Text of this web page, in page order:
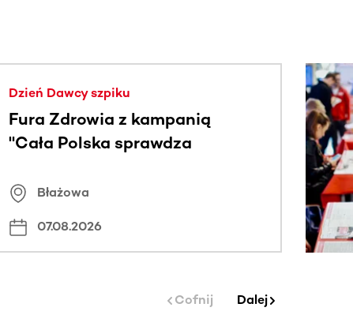
Dzień Dawcy szpiku
Fura Zdrowia z kampanią
"Cała Polska sprawdza
Błażowa
07.08.2026
Cofnij Dalej